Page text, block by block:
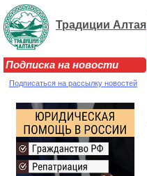
Традиции Алтая
Подписка на новости
Подписаться на рассылку новостей